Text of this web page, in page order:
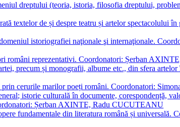
dreptului (teoria, istoria, filosofia dreptului,
textelor de și despre teatru și artelor
istoriografiei naţionale şi internaţionale.
români reprezentativi. Coordonatori: Șerban
precum și monografii, albume etc., din sfera
cerurile marilor poeți români. Coordonatori:
istorie culturală în documente, corespondență,
Șerban AXINTE, Radu CUCUTEANU
fundamentale din literatura română și